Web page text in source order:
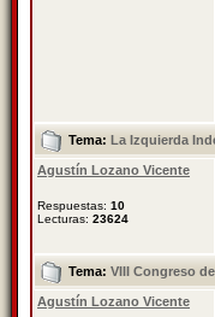
Tema: La Izquierda
Agustín Lozano Vicente
Respuestas: 10
Lecturas: 23624
Tema: VIII Congreso
Agustín Lozano Vicente